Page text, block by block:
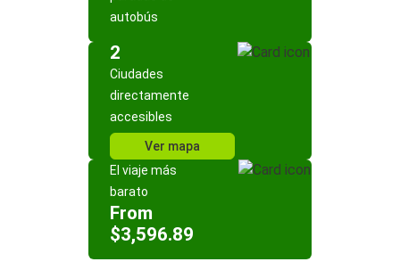
autobús
2
Ciudades
directamente
accesibles
Ver mapa
El viaje más
barato
From
$3,596.89